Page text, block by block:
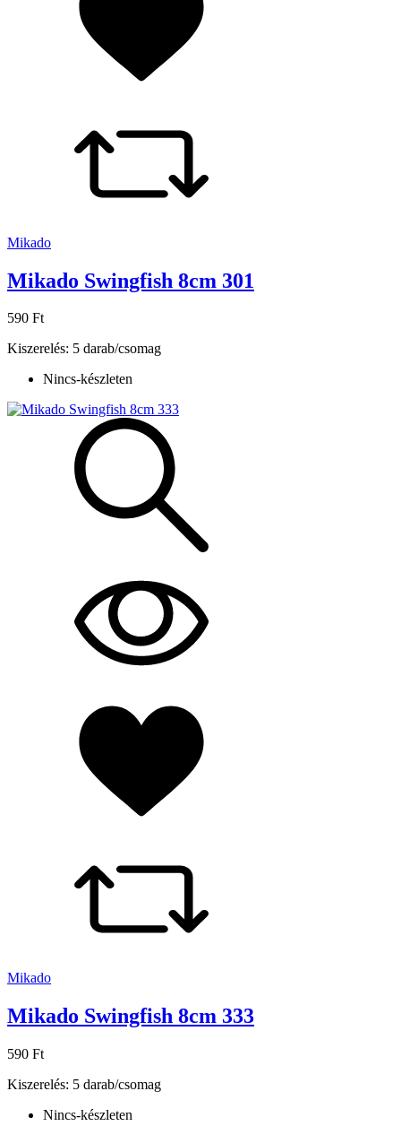
Mikado
Mikado Swingfish 8cm 301
590 Ft
Kiszerelés: 5 darab/csomag
Nincs-készleten
Mikado
Mikado Swingfish 8cm 333
590 Ft
Kiszerelés: 5 darab/csomag
Nincs-készleten